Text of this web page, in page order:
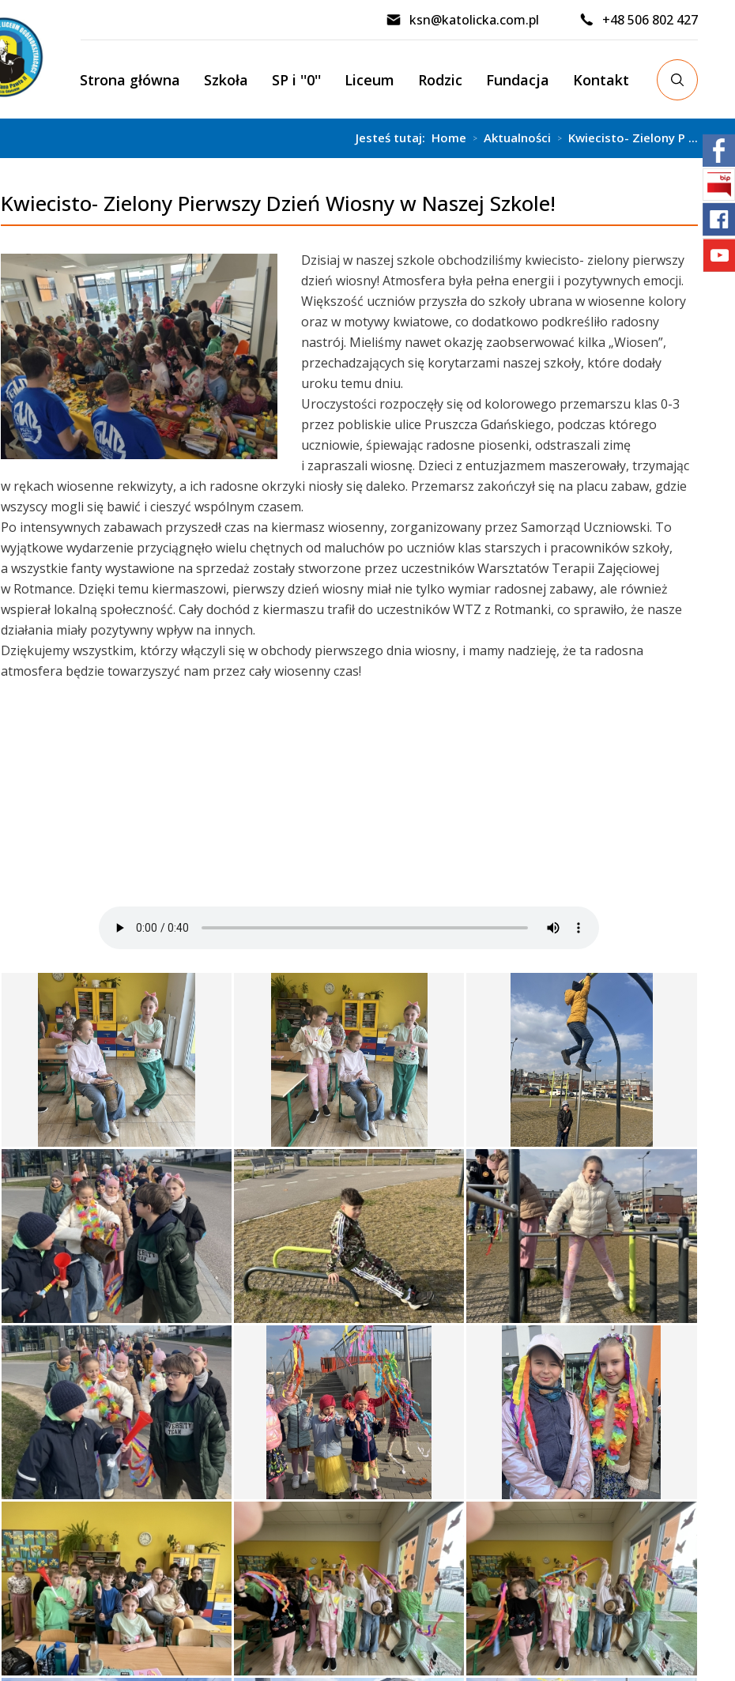
ksn@katolicka.com.pl +48 506 802 427
Strona główna Szkoła SP i ''0'' Liceum Rodzic Fundacja Kontakt
Jesteś tutaj: Home > Aktualności > Kwiecisto- Zielony P ...
Kwiecisto- Zielony Pierwszy Dzień Wiosny w Naszej Szkole!
Dzisiaj w naszej szkole obchodziliśmy kwiecisto- zielony pierwszy
dzień wiosny! Atmosfera była pełna energii i pozytywnych emocji.
Większość uczniów przyszła do szkoły ubrana w wiosenne kolory
oraz w motywy kwiatowe, co dodatkowo podkreśliło radosny
nastrój. Mieliśmy nawet okazję zaobserwować kilka „Wiosen”,
przechadzających się korytarzami naszej szkoły, które dodały
uroku temu dniu.
Uroczystości rozpoczęły się od kolorowego przemarszu klas 0-3
przez pobliskie ulice Pruszcza Gdańskiego, podczas którego
uczniowie, śpiewając radosne piosenki, odstraszali zimę
i zapraszali wiosnę. Dzieci z entuzjazmem maszerowały, trzymając
w rękach wiosenne rekwizyty, a ich radosne okrzyki niosły się daleko. Przemarsz zakończył się na placu zabaw, gdzie
wszyscy mogli się bawić i cieszyć wspólnym czasem.
Po intensywnych zabawach przyszedł czas na kiermasz wiosenny, zorganizowany przez Samorząd Uczniowski. To
wyjątkowe wydarzenie przyciągnęło wielu chętnych od maluchów po uczniów klas starszych i pracowników szkoły,
a wszystkie fanty wystawione na sprzedaż zostały stworzone przez uczestników Warsztatów Terapii Zajęciowej
w Rotmance. Dzięki temu kiermaszowi, pierwszy dzień wiosny miał nie tylko wymiar radosnej zabawy, ale również
wspierał lokalną społeczność. Cały dochód z kiermaszu trafił do uczestników WTZ z Rotmanki, co sprawiło, że nasze
działania miały pozytywny wpływ na innych.
Dziękujemy wszystkim, którzy włączyli się w obchody pierwszego dnia wiosny, i mamy nadzieję, że ta radosna
atmosfera będzie towarzyszyć nam przez cały wiosenny czas!